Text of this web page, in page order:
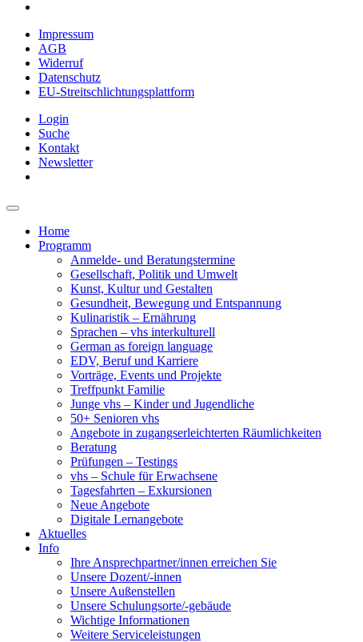
Impressum
AGB
Widerruf
Datenschutz
EU-Streitschlichtungsplattform
Login
Suche
Kontakt
Newsletter
Home
Programm
Anmelde- und Beratungstermine
Gesellschaft, Politik und Umwelt
Kunst, Kultur und Gestalten
Gesundheit, Bewegung und Entspannung
Kulinaristik – Ernährung
Sprachen – vhs interkulturell
German as foreign language
EDV, Beruf und Karriere
Vorträge, Events und Projekte
Treffpunkt Familie
Junge vhs – Kinder und Jugendliche
50+ Senioren vhs
Angebote in zugangserleichterten Räumlichkeiten
Beratung
Prüfungen – Testings
vhs – Schule für Erwachsene
Tagesfahrten – Exkursionen
Neue Angebote
Digitale Lernangebote
Aktuelles
Info
Ihre Ansprechpartner/innen erreichen Sie
Unsere Dozent/-innen
Unsere Außenstellen
Unsere Schulungsorte/-gebäude
Wichtige Informationen
Weitere Serviceleistungen